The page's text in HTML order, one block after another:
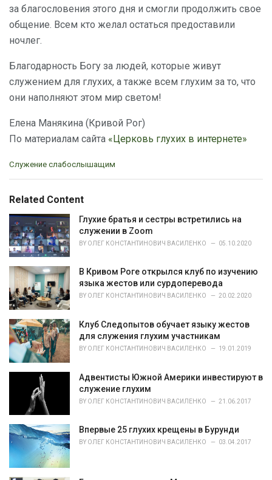
за благословения этого дня и смогли продолжить свое
общение. Всем кто желал остаться предоставили
ночлег.
Благодарность Богу за людей, которые живут
служением для глухих, а также всем глухим за то, что
они наполняют этом мир светом!
Елена Манякина (Кривой Рог)
По материалам сайта «Церковь глухих в интернете»
C
e
o
r
i
e
:
Служение слабослышащим
Related Content
Глухие братья и сестры встретились на
служении в Zoom
BY ОЛЕГ КОНСТАНТИНОВИЧ ВАСИЛЕНКО 05.10.2020
В Кривом Роге открылся клуб по изучению
языка жестов или сурдоперевода
BY ОЛЕГ КОНСТАНТИНОВИЧ ВАСИЛЕНКО 20.02.2020
Клуб Следопытов обучает языку жестов
для служения глухим участникам
BY ОЛЕГ КОНСТАНТИНОВИЧ ВАСИЛЕНКО 19.01.2019
Адвентисты Южной Америки инвестируют в
служение глухим
BY ОЛЕГ КОНСТАНТИНОВИЧ ВАСИЛЕНКО 21.06.2017
Впервые 25 глухих крещены в Бурунди
BY ОЛЕГ КОНСТАНТИНОВИЧ ВАСИЛЕНКО 03.04.2017